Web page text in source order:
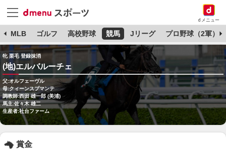
dメニュー
MLB ゴルフ 高校野球 競馬 Jリーグ プロ野球（2軍）
牝 栗毛 登録抹消
(地)エルバルーチェ
父:オルフェーヴル
母:クィーンスプマンテ
調教師:西田 雄一郎 (美浦)
馬主:佐々木 雄二
生産者:社台ファーム
賞金